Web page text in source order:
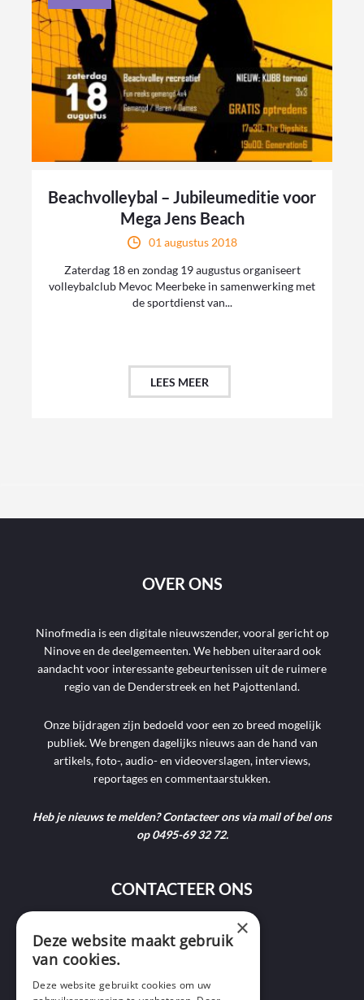
Beachvolleybal – Jubileumeditie voor
Mega Jens Beach
01 augustus 2018
Zaterdag 18 en zondag 19 augustus organiseert
volleybalclub Mevoc Meerbeke in samenwerking met
de sportdienst van...
LEES MEER
OVER ONS
Ninofmedia is een digitale nieuwszender, vooral gericht op
Ninove en de deelgemeenten. We hebben uiteraard ook
aandacht voor interessante gebeurtenissen uit de ruimere
regio van de Denderstreek en het Pajottenland.
Onze bijdragen zijn bedoeld voor een zo breed mogelijk
publiek. We brengen dagelijks nieuws aan de hand van
artikels, foto-, audio- en videoverslagen, interviews,
reportages en commentaarstukken.
Heb je nieuws te melden? Contacteer ons via mail of bel ons
op 0495-69 32 72.
CONTACTEER ONS
9400 Ninove ×
Deze website maakt gebruik
van cookies.
Deze website gebruikt cookies om uw